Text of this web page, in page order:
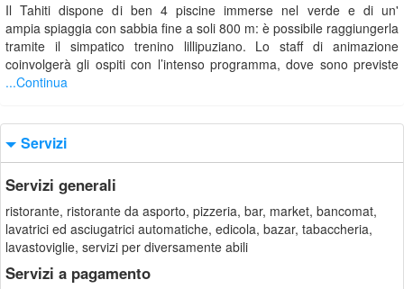
Il Tahiti dispone di ben 4 piscine immerse nel verde e di un'
ampia spiaggia con sabbia fine a soli 800 m: è possibile raggiungerla
tramite il simpatico trenino lillipuziano. Lo staff di animazione
coinvolgerà gli ospiti con l’intenso programma, dove sono previste
...Continua
Servizi
Servizi generali
ristorante, ristorante da asporto, pizzeria, bar, market, bancomat,
lavatrici ed asciugatrici automatiche, edicola, bazar, tabaccheria,
lavastoviglie, servizi per diversamente abili
Servizi a pagamento